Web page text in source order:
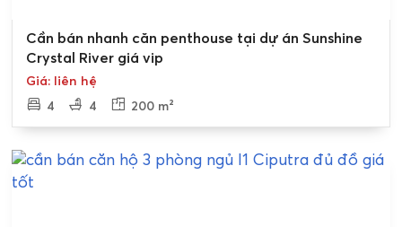
Bán gấp
Cần bán nhanh căn penthouse tại dự án Sunshine
Crystal River giá vip
Giá: liên hệ
4
4 200 m²